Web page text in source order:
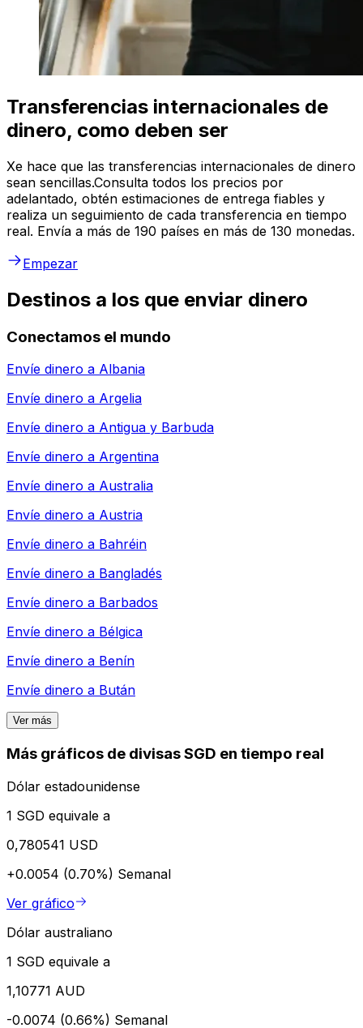
Transferencias internacionales de
dinero, como deben ser
Xe hace que las transferencias internacionales de dinero
sean sencillas.Consulta todos los precios por
adelantado, obtén estimaciones de entrega fiables y
realiza un seguimiento de cada transferencia en tiempo
real. Envía a más de 190 países en más de 130 monedas.
Empezar
Destinos a los que enviar dinero
Conectamos el mundo
Envíe dinero a Albania
Envíe dinero a Argelia
Envíe dinero a Antigua y Barbuda
Envíe dinero a Argentina
Envíe dinero a Australia
Envíe dinero a Austria
Envíe dinero a Bahréin
Envíe dinero a Bangladés
Envíe dinero a Barbados
Envíe dinero a Bélgica
Envíe dinero a Benín
Envíe dinero a Bután
Ver más
Más gráficos de divisas SGD en tiempo real
Dólar estadounidense
1 SGD equivale a
0,780541 USD
+0.0054 (0.70%) Semanal
Ver gráfico
Dólar australiano
1 SGD equivale a
1,10771 AUD
-0.0074 (0.66%) Semanal